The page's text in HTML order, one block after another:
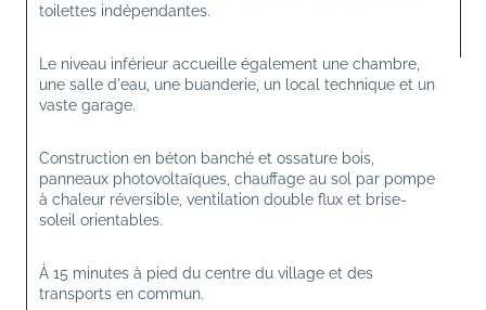
toilettes indépendantes.
Le niveau inférieur accueille également une chambre,
une salle d'eau, une buanderie, un local technique et un
vaste garage.
Construction en béton banché et ossature bois,
panneaux photovoltaïques, chauffage au sol par pompe
à chaleur réversible, ventilation double flux et brise-
soleil orientables.
À 15 minutes à pied du centre du village et des
transports en commun.